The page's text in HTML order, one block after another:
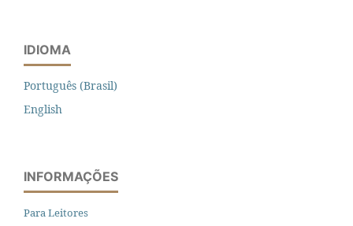
IDIOMA
Português (Brasil)
English
INFORMAÇÕES
Para Leitores